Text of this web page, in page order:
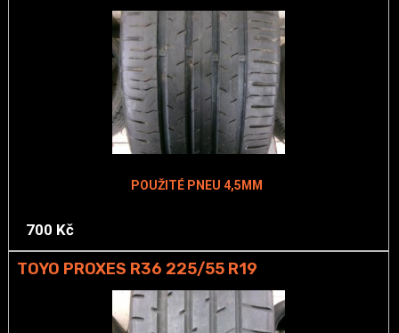
POUŽITÉ PNEU 4,5MM
700 Kč
TOYO PROXES R36 225/55 R19